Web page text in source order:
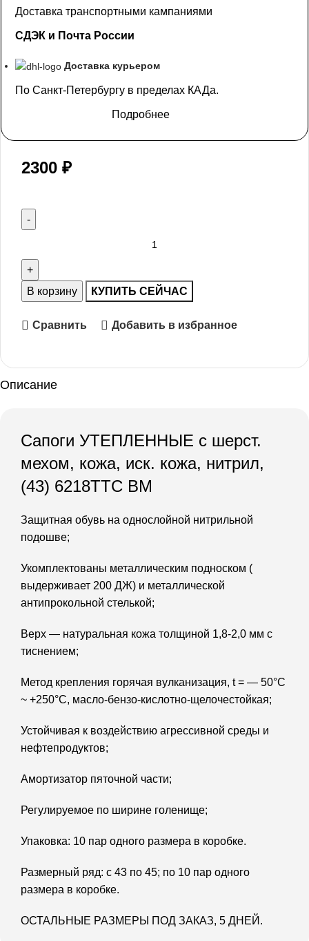
Доставка транспортными кампаниями
СДЭК и Почта России
Доставка курьером
По Санкт-Петербургу в пределах КАДа.
Подробнее
2300 ₽
В корзину КУПИТЬ СЕЙЧАС
Сравнить Добавить в избранное
Описание
Сапоги УТЕПЛЕННЫЕ с шерст.
мехом, кожа, иск. кожа, нитрил,
(43) 6218ТТС ВМ
Защитная обувь на однослойной нитрильной
подошве;
Укомплектованы металлическим подноском (
выдерживает 200 ДЖ) и металлической
антипрокольной стелькой;
Верх — натуральная кожа толщиной 1,8-2,0 мм с
тиснением;
Метод крепления горячая вулканизация, t = — 50°С
~ +250°С, масло-бензо-кислотно-щелочестойкая;
Устойчивая к воздействию агрессивной среды и
нефтепродуктов;
Амортизатор пяточной части;
Регулируемое по ширине голенище;
Упаковка: 10 пар одного размера в коробке.
Размерный ряд: с 43 по 45; по 10 пар одного
размера в коробке.
ОСТАЛЬНЫЕ РАЗМЕРЫ ПОД ЗАКАЗ, 5 ДНЕЙ.